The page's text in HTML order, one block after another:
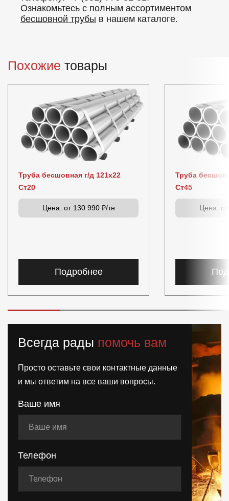
Ознакомьтесь с полным ассортиментом
бесшовной трубы в нашем каталоге.
Похожие товары
Труба бесшовная г/д 121х22
Ст20
Цена: от 130 990 ₽/тн
Подробнее
Труба
Ст45
Цена:
Всегда рады помочь вам
Просто оставьте свои контактные данные
и мы ответим на все ваши вопросы.
Ваше имя
Телефон